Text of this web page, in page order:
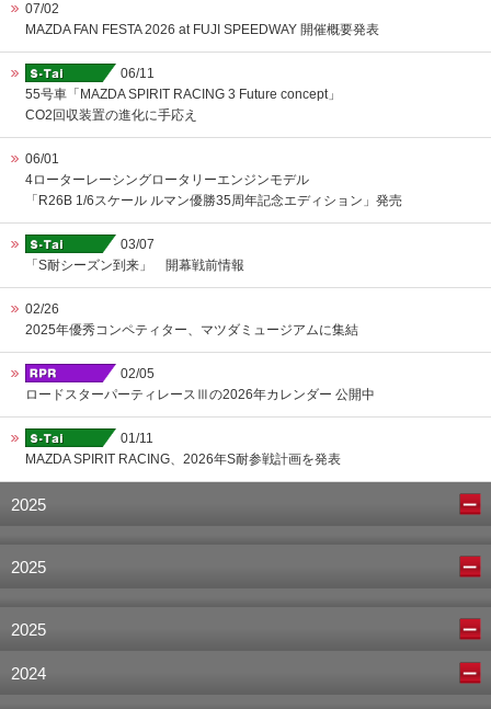
07/02
MAZDA FAN FESTA 2026 at FUJI SPEEDWAY 開催概要発表
06/11
55号車「MAZDA SPIRIT RACING 3 Future concept」
CO2回収装置の進化に手応え
06/01
4ローターレーシングロータリーエンジンモデル
「R26B 1/6スケール ルマン優勝35周年記念エディション」発売
03/07
「S耐シーズン到来」 開幕戦前情報
02/26
2025年優秀コンペティター、マツダミュージアムに集結
02/05
ロードスターパーティレースⅢの2026年カレンダー 公開中
01/11
MAZDA SPIRIT RACING、2026年S耐参戦計画を発表
2025
2025
2025
2024